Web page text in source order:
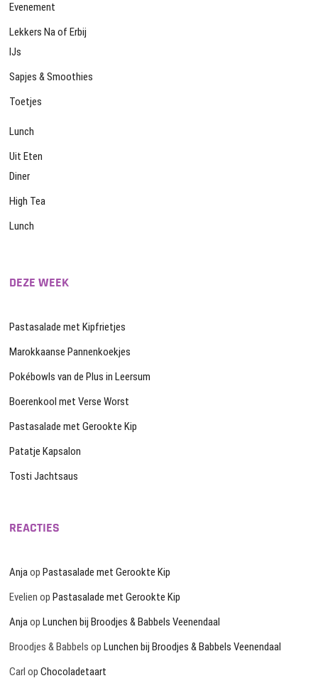
Evenement
Lekkers Na of Erbij
IJs
Sapjes & Smoothies
Toetjes
Lunch
Uit Eten
Diner
High Tea
Lunch
DEZE WEEK
Pastasalade met Kipfrietjes
Marokkaanse Pannenkoekjes
Pokébowls van de Plus in Leersum
Boerenkool met Verse Worst
Pastasalade met Gerookte Kip
Patatje Kapsalon
Tosti Jachtsaus
REACTIES
AnjaopPastasalade met Gerookte Kip
Evelien opPastasalade met Gerookte Kip
AnjaopLunchen bij Broodjes & Babbels Veenendaal
Broodjes & Babbels opLunchen bij Broodjes & Babbels Veenendaal
Carl opChocoladetaart